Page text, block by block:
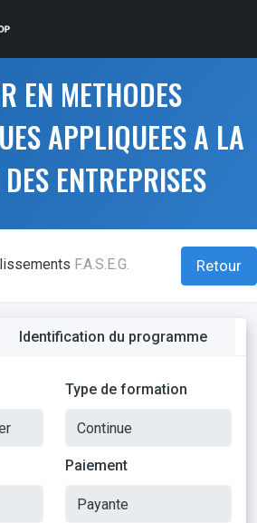
EN METHODES
APPLIQUEES A LA
ENTREPRISES
F.A.S.E.G. Retour
Identification du programme
Type de formation
Paiement